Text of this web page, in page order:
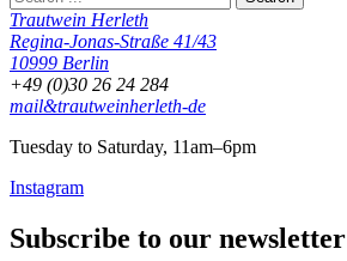
Trautwein Herleth
Regina-Jonas-Straße 41/43
10999 Berlin
+49 (0)30 26 24 284
mail&trautweinherleth-de
Tuesday to Saturday, 11am–6pm
Instagram
Subscribe to our newsletter